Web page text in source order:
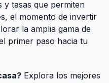
y tasas que permiten
el momento de invertir
la amplia gama de
primer paso hacia tu
Explora los mejores